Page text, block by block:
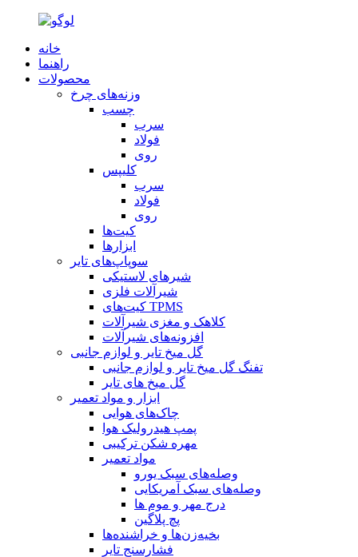
خانه
راهنما
محصولات
وزنه‌های چرخ
چسب
سرب
فولاد
روی
کلیپس
سرب
فولاد
روی
کیت‌ها
ابزارها
سوپاپ‌های تایر
شیرهای لاستیکی
شیرآلات فلزی
کیت‌های TPMS
کلاهک و مغزی شیرآلات
افزونه‌های شیرآلات
گل میخ تایر و لوازم جانبی
تفنگ گل میخ تایر و لوازم جانبی
گل میخ های تایر
ابزار و مواد تعمیر
چاک‌های هوایی
پمپ هیدرولیک هوا
مهره شکن ترکیبی
مواد تعمیر
وصله‌های سبک یورو
وصله‌های سبک آمریکایی
درج مهر و موم ها
پچ پلاگین
بخیه‌زن‌ها و خراشنده‌ها
فشارسنج تایر